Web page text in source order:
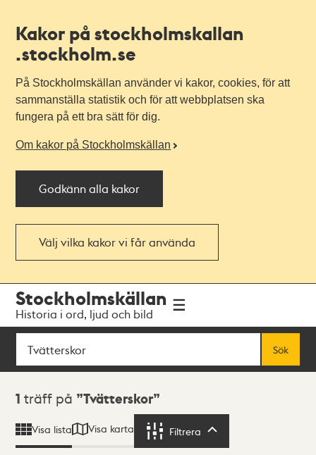
Kakor på stockholmskallan
.stockholm.se
På Stockholmskällan använder vi kakor, cookies, för att
sammanställa statistik och för att webbplatsen ska
fungera på ett bra sätt för dig.
Om kakor på Stockholmskällan
Godkänn alla kakor
Välj vilka kakor vi får använda
navigationen
huvudinnehållet
Stockholmskällan
Historia i ord, ljud och bild
Sök
Sök
Sökresultat
1 träff på Tvätterskor
Visa lista Visa karta Filtrera